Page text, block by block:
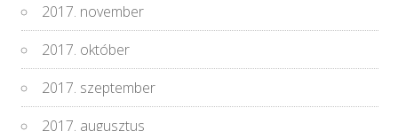
2017. november
2017. október
2017. szeptember
2017. augusztus